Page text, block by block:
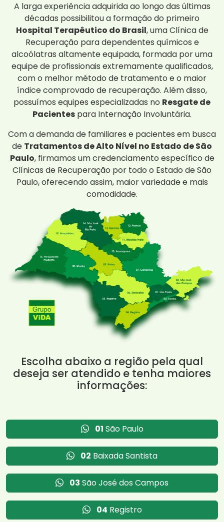
A larga experiência adquirida ao longo das últimas
décadas possibilitou a formação do primeiro
Hospital Terapêutico do Brasil, uma Clínica de
Recuperação para dependentes químicos e
alcoólatras altamente equipada, formada por uma
equipe de profissionais extremamente qualificados,
com o melhor método de tratamento e o maior
índice comprovado de recuperação. Além disso,
possuímos equipes especializadas no Resgate de
Pacientes para Internação Involuntária.
Com a demanda de familiares e pacientes em busca
de Tratamentos de Alto Nível no Estado de São
Paulo, firmamos um credenciamento específico de
Clínicas de Recuperação por todo o Estado de São
Paulo, oferecendo assim, maior variedade e mais
comodidade.
Escolha abaixo a região pela qual
deseja ser atendido e tenha maiores
informações:
01 São Paulo
02 Baixada Santista
03 São José dos Campos
04 Registro